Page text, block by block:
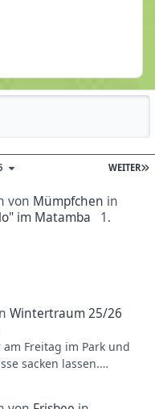
WEITER
von Mümpfchen in
im Matamba
1.
leisten z.B.
auch immer und
gucken müssen und
was sie dann an
muss, der sollte sich
Wintertraum 25/26
Freitag im Park und
sacken lassen.